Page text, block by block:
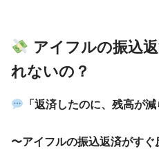
アイフルの振込
れないの？
「返済したのに、残高が
〜アイフルの振込返済がす